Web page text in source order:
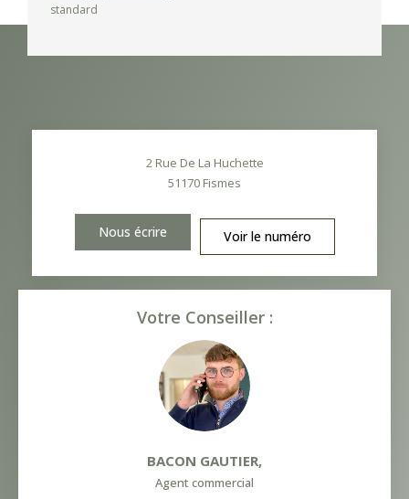
standard
2 Rue De La Huchette
51170 Fismes
Nous écrire Voir le numéro
Votre Conseiller :
BACON GAUTIER,
Agent commercial